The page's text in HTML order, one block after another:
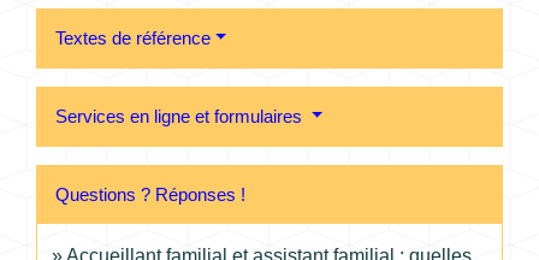
Textes de référence
Services en ligne et formulaires
Questions ? Réponses !
Accueillant familial et assistant familial : quelles